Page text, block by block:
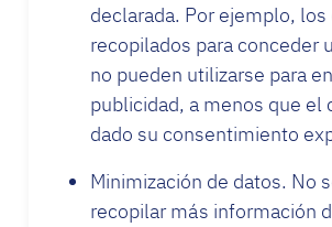
declarada. Por ejemplo, los
recopilados para conceder
no pueden utilizarse para
publicidad, a menos que el
dado su consentimiento
Minimización de datos. No
recopilar más información